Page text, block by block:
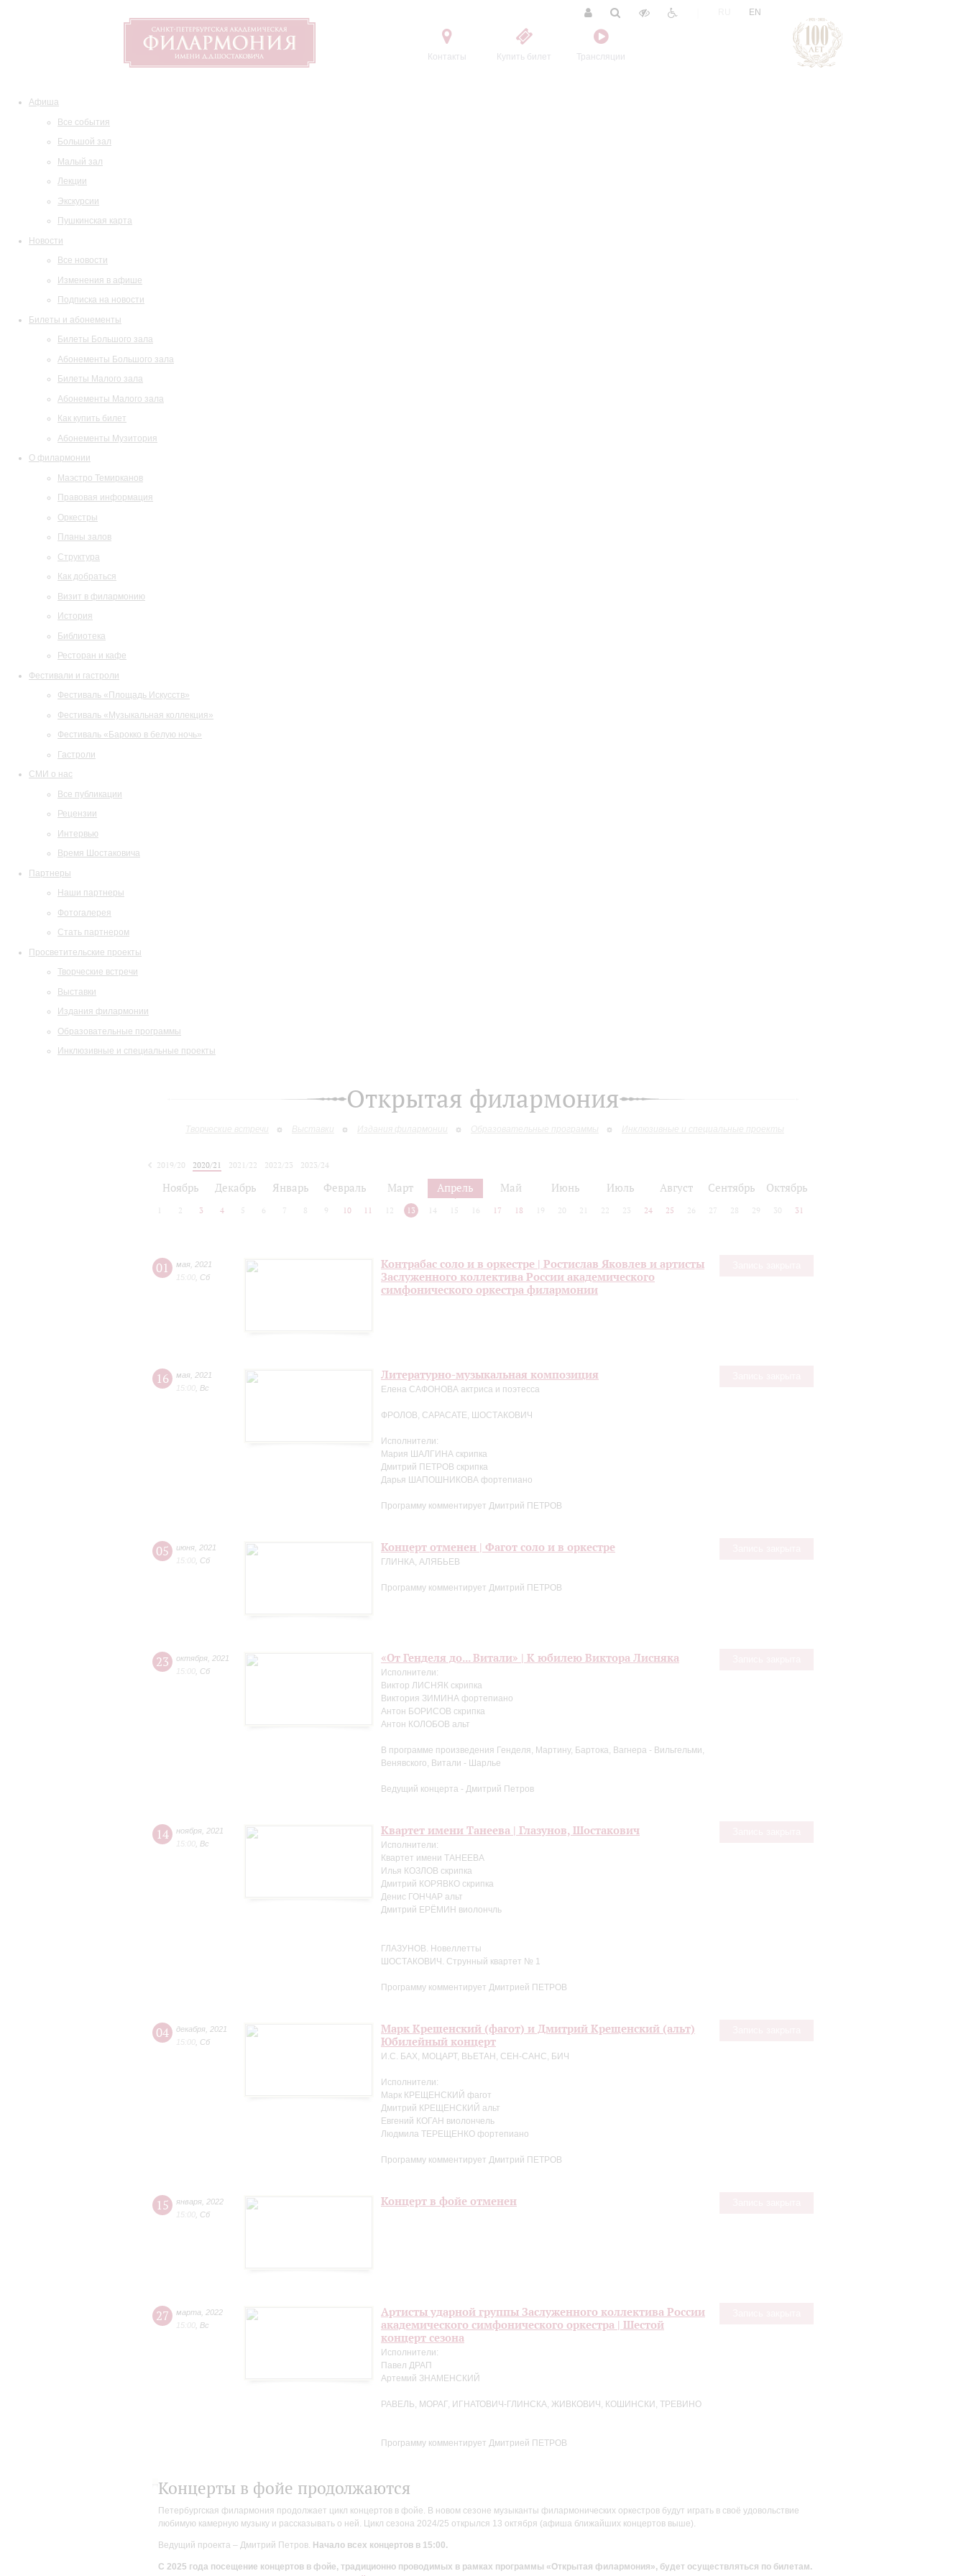
Контакты Купить билет Трансляции
EN
Афиша
Все события
Большой зал
Малый зал
Лекции
Экскурсии
Пушкинская карта
Новости
Все новости
Изменения в афише
Подписка на новости
Билеты и абонементы
Билеты Большого зала
Абонементы Большого зала
Билеты Малого зала
Абонементы Малого зала
Как купить билет
Абонементы Музитория
О филармонии
Маэстро Темирканов
Правовая информация
Оркестры
Планы залов
Структура
Как добраться
Визит в филармонию
История
Библиотека
Ресторан и кафе
Фестивали и гастроли
Фестиваль «Площадь Искусств»
Фестиваль «Музыкальная коллекция»
Фестиваль «Барокко в белую ночь»
Гастроли
СМИ о нас
Все публикации
Рецензии
Интервью
Время Шостаковича
Партнеры
Наши партнеры
Фотогалерея
Стать партнером
Просветительские проекты
Творческие встречи
Выставки
Издания филармонии
Образовательные программы
Инклюзивные и специальные проекты
Открытая филармония
Творческие встречи Выставки Издания филармонии Образовательные программы Инклюзивные и специальные проекты
2019/20 2020/21 2021/22 2022/23
2023/24
Ноябрь Декабрь Январь Февраль Март Апрель Май Июнь Июль Август Сентябрь Октябрь
2 3 4 5 6 7 8 9 10 11 12 13 14 15 16 17 18 19 20 21 22 23 24 25 26 27 28 29 30 31
01 мая 2021
15:00 Сб
Контрабас соло и в оркестре | Ростислав Яковлев и артисты
Заслуженного коллектива России академического
симфонического оркестра филармонии
16 мая 2021
15:00 Вс
Литературно-музыкальная композиция
Елена САФОНОВА актриса и поэтесса
ФРОЛОВ, САРАСАТЕ, ШОСТАКОВИЧ
Исполнители:
Мария ШАЛГИНА скрипка
Дмитрий ПЕТРОВ скрипка
Дарья ШАПОШНИКОВА фортепиано
Программу комментирует Дмитрий ПЕТРОВ
05 июня 2021
15:00 Сб
Концерт отменен | Фагот соло и в оркестре
ГЛИНКА, АЛЯБЬЕВ
Программу комментирует Дмитрий ПЕТРОВ
23 октября 2021
15:00 Сб
«От Генделя до... Витали» | К юбилею Виктора Лисняка
Исполнители:
Виктор ЛИСНЯК скрипка
Виктория ЗИМИНА фортепиано
Антон БОРИСОВ скрипка
Антон КОЛОБОВ альт
В программе произведения Генделя, Мартину, Бартока, Вагнера - Вильгельми,
Венявского, Витали - Шарлье
Ведущий концерта - Дмитрий Петров
14 ноября 2021
15:00 Вс
Квартет имени Танеева | Глазунов, Шостакович
Исполнители:
Квартет имени ТАНЕЕВА
Илья КОЗЛОВ скрипка
Дмитрий КОРЯВКО скрипка
Денис ГОНЧАР альт
Дмитрий ЕРЁМИН виолончль
ГЛАЗУНОВ. Новеллетты
ШОСТАКОВИЧ. Струнный квартет № 1
Программу комментирует Дмитрией ПЕТРОВ
04 декабря 2021
15:00 Сб
Марк Крещенский (фагот) и Дмитрий Крещенский (альт)
Юбилейный концерт
И.С. БАХ, МОЦАРТ, ВЬЕТАН, СЕН-САНС, БИЧ
Исполнители:
Марк КРЕЩЕНСКИЙ фагот
Дмитрий КРЕЩЕНСКИЙ альт
Евгений КОГАН виолончель
Людмила ТЕРЕЩЕНКО фортепиано
Программу комментирует Дмитрий ПЕТРОВ
15 января 2022
15:00 Сб
Концерт в фойе отменен
27 марта
2022
15:00 Вс
Артисты ударной группы Заслуженного коллектива России
академического симфонического оркестра | Шестой
концерт сезона
Исполнители:
Павел ДРАП
Артемий ЗНАМЕНСКИЙ
РАВЕЛЬ, МОРАГ, ИГНАТОВИЧ-ГЛИНСКА, ЖИВКОВИЧ, КОШИНСКИ, ТРЕВИНО
Программу комментирует Дмитрией ПЕТРОВ
Концерты в фойе продолжаются
Петербургская филармония продолжает цикл концертов в фойе. В новом сезоне музыканты филармонических оркестров будут играть в своё удовольствие
любимую камерную музыку и рассказывать о ней. Цикл сезона 2024/25 открылся 13 октября (афиша ближайших концертов выше).
Ведущий проекта – Дмитрий Петров. Начало всех концертов в 15:00.
С 2025 года посещение концертов в фойе, традиционно проводимых в рамках программы «Открытая филармония», будет осуществляться по билетам.